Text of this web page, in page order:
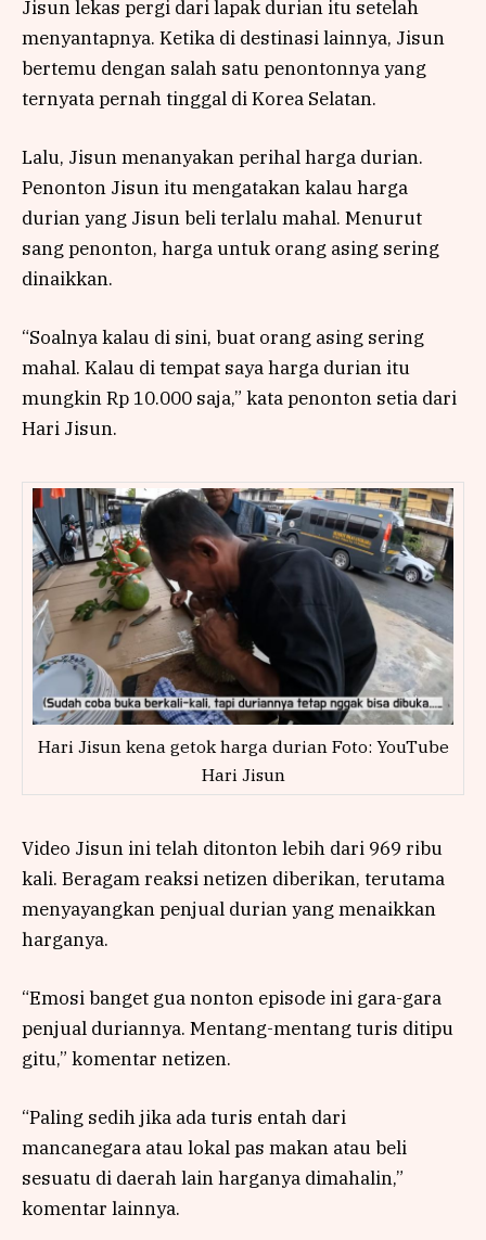
Jisun lekas pergi dari lapak durian itu setelah
menyantapnya. Ketika di destinasi lainnya, Jisun
bertemu dengan salah satu penontonnya yang
ternyata pernah tinggal di Korea Selatan.
Lalu, Jisun menanyakan perihal harga durian.
Penonton Jisun itu mengatakan kalau harga
durian yang Jisun beli terlalu mahal. Menurut
sang penonton, harga untuk orang asing sering
dinaikkan.
“Soalnya kalau di sini, buat orang asing sering
mahal. Kalau di tempat saya harga durian itu
mungkin Rp 10.000 saja,” kata penonton setia dari
Hari Jisun.
Hari Jisun kena getok harga durian Foto: YouTube
Hari Jisun
Video Jisun ini telah ditonton lebih dari 969 ribu
kali. Beragam reaksi netizen diberikan, terutama
menyayangkan penjual durian yang menaikkan
harganya.
“Emosi banget gua nonton episode ini gara-gara
penjual duriannya. Mentang-mentang turis ditipu
gitu,” komentar netizen.
“Paling sedih jika ada turis entah dari
mancanegara atau lokal pas makan atau beli
sesuatu di daerah lain harganya dimahalin,”
komentar lainnya.